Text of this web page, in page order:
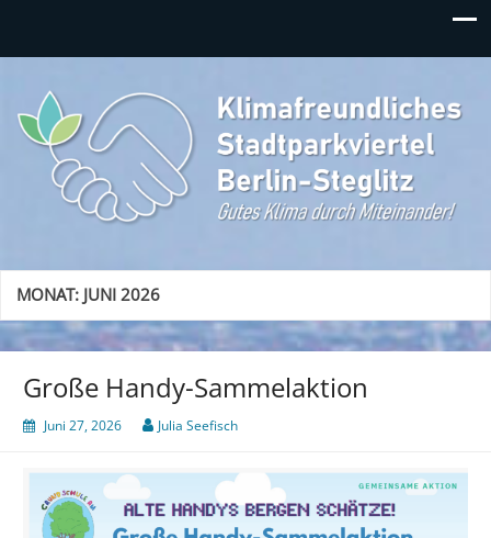
Klimafreundliches
Stadtparkviertel
Gutes Klima durch Miteinander in Berlin-Steglitz!
MONAT: JUNI 2026
Große Handy-Sammelaktion
Juni 27, 2026 Julia Seefisch